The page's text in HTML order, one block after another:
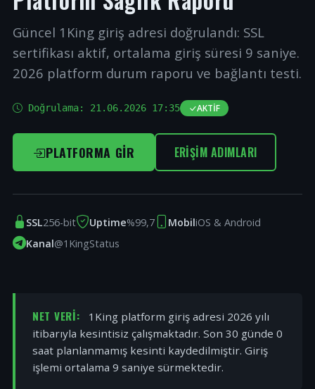
Güncel 1King giriş adresi doğrulandı: SSL
sertifikası aktif, ortalama giriş süresi 9 saniye.
2026 platform durum raporu ve bağlantı testi.
Doğrulama: 21.06.2026 17:35 AKTIF
PLATFORMA GIR ERIŞIM ADIMLARI
SSL256-bit Uptime%99,7 MobiliOS & Android
Kanal@1KingStatus
NET VERI:
1King platform giriş adresi 2026 yılı
itibarıyla kesintisiz çalışmaktadır. Son 30 günde 0
saat planlanmamış kesinti kaydedilmiştir. Giriş
işlemi ortalama 9 saniye sürmektedir.